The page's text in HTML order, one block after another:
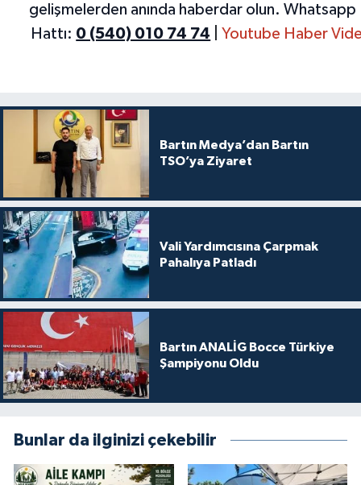
gelişmelerden anında haberdar olun. Whatsapp
Hattı: 0 (540) 010 74 74 |Youtube Haber
Bartın Medya’dan Bartın
TSO’ya Ziyaret
Vali Yardımcısına Çarpmak
Pahalıya Patladı
Bartın ANALİG Bocce Türkiye
Şampiyonu Oldu
Bunlar da ilginizi çekebilir